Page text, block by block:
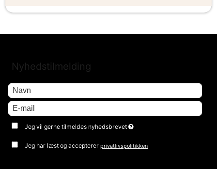
Nyhedstilmelding
Jeg vil gerne tilmeldes nyhedsbrevet
Jeg har læst og acceptererprivatlivspolitikken